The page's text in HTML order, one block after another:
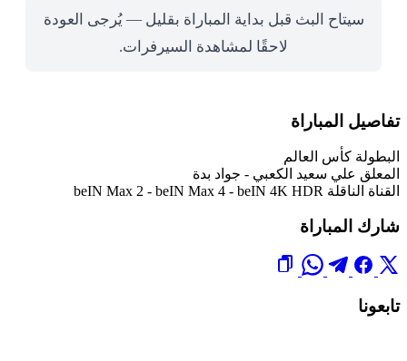
سيتاح البث قبل بداية المباراة بقليل — يُرجى العودة
لاحقًا لمشاهدة السيرفرات.
تفاصيل المباراة
البطولة كأس العالم
المعلق علي سعيد الكعبي - جواد بدة
القناة الناقلة beIN Max 2 - beIN Max 4 - beIN 4K HDR
شارك المباراة
تابعونا